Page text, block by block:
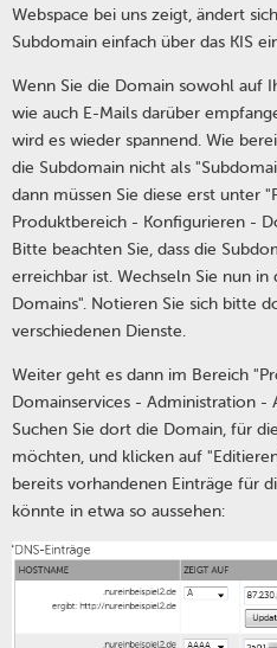
Webspace bei uns zeigt, ändert
Subdomain einfach über das KIS
Wenn Sie die Domain sowohl auf
wie auch E-Mails darüber
wird es wieder spannend. Wie
die Subdomain nicht als
dann müssen Sie diese erst unter
Produktbereich - Konfigurieren -
Bitte beachten Sie, dass die
erreichbar ist. Wechseln Sie nun
Domains". Notieren Sie sich bitte
verschiedenen Dienste.
Weiter geht es dann im Bereich
Domainservices - Administration -
Suchen Sie dort die Domain, für
möchten, und klicken auf
bereits vorhandenen Einträge für
könnte in etwa so aussehen: